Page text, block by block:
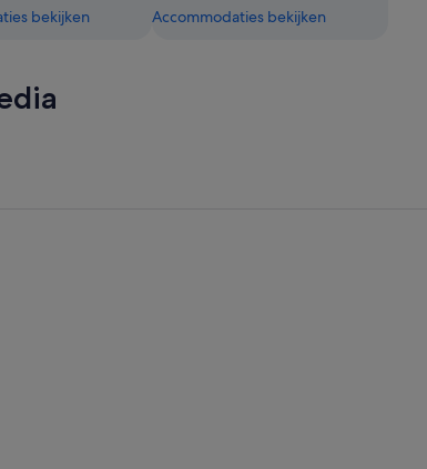
bekijken
Accommodaties bekijken